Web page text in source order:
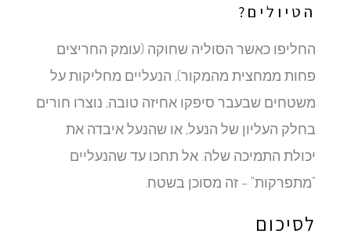
הטיולים?
החליפו כאשר הסוליה שחוקה (עומק החריצים
פחות ממחצית מהמקור), הנעליים מחליקות על
משטחים שבעבר סיפקו אחיזה טובה, נוצרו חורים
בחלק העליון של הנעל, או שהנעל איבדה את
יכולת התמיכה שלה. אל תחכו עד שהנעליים
"מתפרקות" – זה מסוכן בשטח.
לסיכום